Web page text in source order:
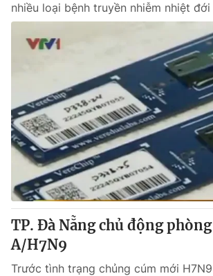
nhiều loại bệnh truyền nhiễm nhiệt
TP. Đà Nẵng chủ động
A/H7N9
Trước tình trạng chủng cúm mới